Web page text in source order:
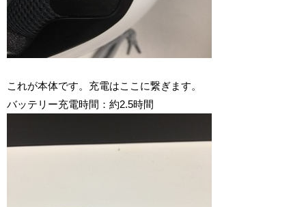
これが本体です。充電はここに繋ぎます。
バッテリー充電時間：約2.5時間